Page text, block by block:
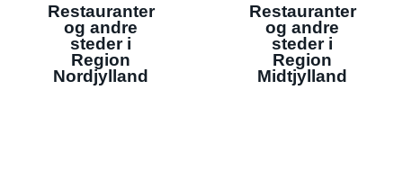
Restauranter
og andre
steder i
Region
Nordjylland
Restauranter
og andre
steder i
Region
Midtjylland